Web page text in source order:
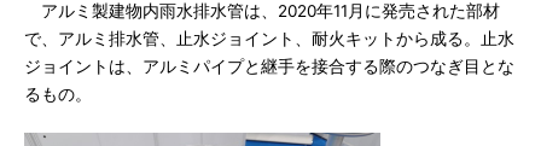
アルミ製建物内雨水排水管は、2020年11月に発売された部材
で、アルミ排水管、止水ジョイント、耐火キットから成る。止水
ジョイントは、アルミパイプと継手を接合する際のつなぎ目とな
るもの。